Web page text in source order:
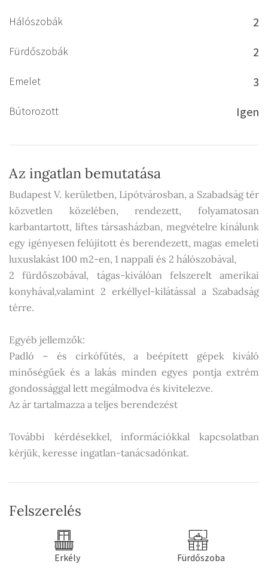
Hálószobák 2
Fürdőszobák 2
Emelet 3
Bútorozott Igen
Az ingatlan bemutatása
Budapest V. kerületben, Lipótvárosban, a Szabadság tér
közvetlen közelében, rendezett, folyamatosan
karbantartott, liftes társasházban, megvételre kínálunk
egy igényesen felújított és berendezett, magas emeleti
luxuslakást 100 m2-en, 1 nappali és 2 hálószobával,
2 fürdőszobával, tágas-kiválóan felszerelt amerikai
konyhával,valamint 2 erkéllyel-kilátással a Szabadság
térre.
Egyéb jellemzők:
Padló – és cirkófűtés, a beépített gépek kiváló
minőségűek és a lakás minden egyes pontja extrém
gondossággal lett megálmodva és kivitelezve.
Az ár tartalmazza a teljes berendezést
További kérdésekkel, információkkal kapcsolatban
kérjük, keresse ingatlan-tanácsadónkat.
Felszerelés
Erkély Fürdőszoba